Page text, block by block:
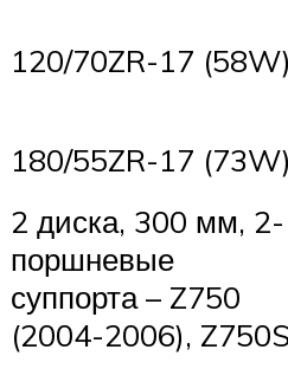
120/70ZR-17
180/55ZR-17
2 диска, 300 мм, 2-
поршневые
суппорта – Z750
(2004-2006),